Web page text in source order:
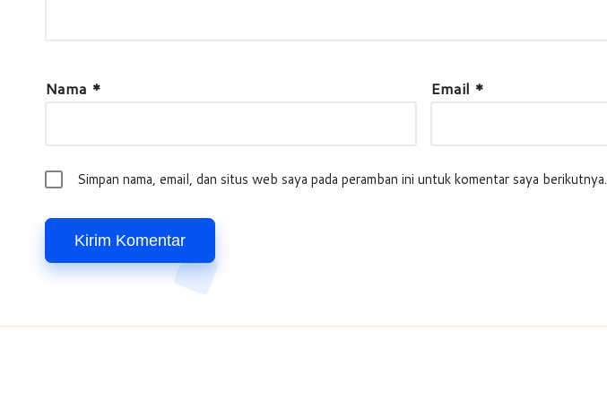
Nama * Email *
Simpan nama, email, dan situs web saya pada peramban ini untuk komentar saya berikutnya.